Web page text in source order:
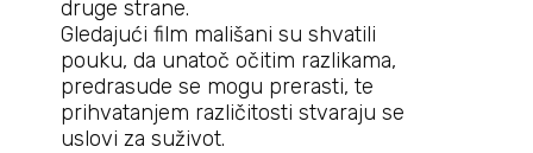
druge strane.
Gledajući film mališani su shvatili
pouku, da unatoč očitim razlikama,
predrasude se mogu prerasti, te
prihvatanjem različitosti stvaraju se
uslovi za suživot.